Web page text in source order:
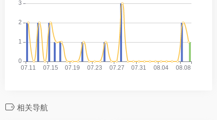
相关导航